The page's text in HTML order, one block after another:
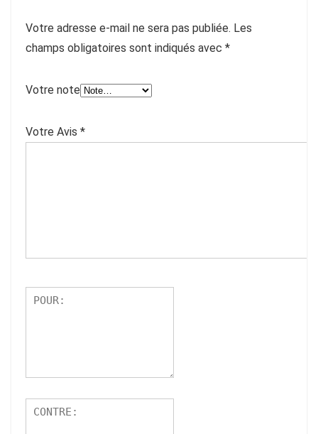
Votre adresse e-mail ne sera pas publiée. Les
champs obligatoires sont indiqués avec *
Votre note
Votre Avis *